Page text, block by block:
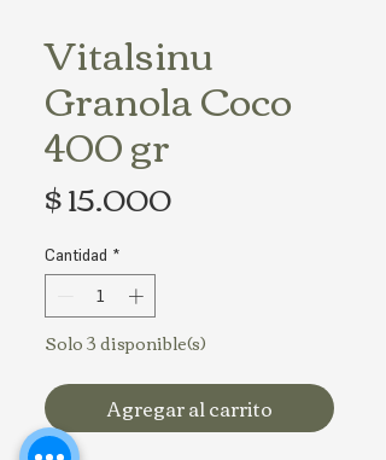
Vitalsinu
Granola Coco
400 gr
$ 15.000Precio
Cantidad *
Solo 3 disponible(s)
Agregar al carrito